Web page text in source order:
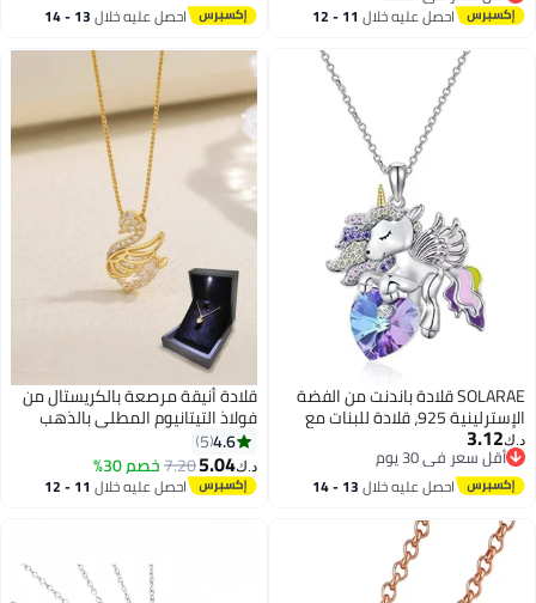
أقل سعر في السنة
احصل عليه خلال 11 - 12 احصل عليه خلال 13 - 14
SOLARAE قلادة باندنت من الفضة
الإسترلينية 925، قلادة للبنات مع
باندنت كريستالي، مجوهرات
يونيكورن هدايا للبنات، ابنة، حفيدة،
ابنة أخ، عيد ميلاد
د.ك‏3.12
أقل سعر في 30 يوم
أقل سعر في 30 يوماحصل عليه خلال 13 - 14
قلادة أنيقة مرصعة بالكريستال من
فولاذ التيتانيوم المطلي بالذهب
عيار 18 قيراطًا، قلادة نسائية، هدية
عيد ميلاد مناسبة لعيد الحب،
مناسبة للفتيات.
4.6
5
د.ك‏5.04
7.20خصم 30%
احصل عليه خلال 11 - 12